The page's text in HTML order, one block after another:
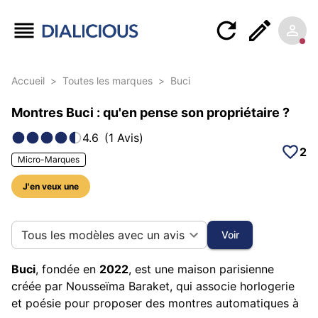
Accueil > Toutes les marques > Buci
Montres Buci : qu'en pense son propriétaire ?
4.6 (1 Avis)
Micro-Marques
J'en veux une
2
5 photos sur cette marque
Tous les modèles avec un avis Voir
Buci, fondée en 2022, est une maison parisienne
créée par Nousseïma Baraket, qui associe horlogerie
et poésie pour proposer des montres automatiques à